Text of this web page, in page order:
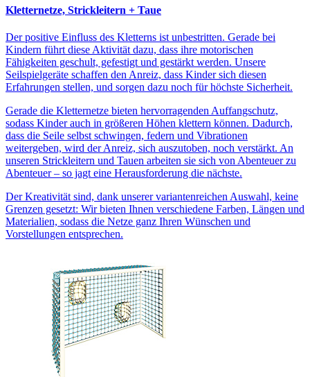
Kletternetze, Strickleitern + Taue
Der positive Einfluss des Kletterns ist unbestritten. Gerade bei
Kindern führt diese Aktivität dazu, dass ihre motorischen
Fähigkeiten geschult, gefestigt und gestärkt werden. Unsere
Seilspielgeräte schaffen den Anreiz, dass Kinder sich diesen
Erfahrungen stellen, und sorgen dazu noch für höchste Sicherheit.
Gerade die Kletternetze bieten hervorragenden Auffangschutz,
sodass Kinder auch in größeren Höhen klettern können. Dadurch,
dass die Seile selbst schwingen, federn und Vibrationen
weitergeben, wird der Anreiz, sich auszutoben, noch verstärkt. An
unseren Strickleitern und Tauen arbeiten sie sich von Abenteuer zu
Abenteuer – so jagt eine Herausforderung die nächste.
Der Kreativität sind, dank unserer variantenreichen Auswahl, keine
Grenzen gesetzt: Wir bieten Ihnen verschiedene Farben, Längen und
Materialien, sodass die Netze ganz Ihren Wünschen und
Vorstellungen entsprechen.